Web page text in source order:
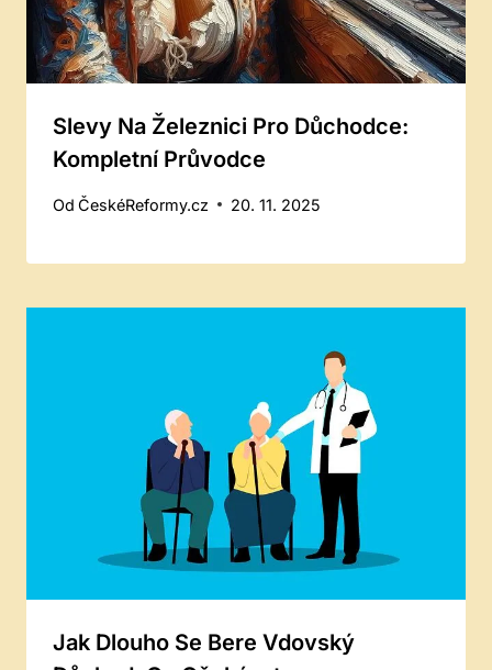
Slevy Na Železnici Pro Důchodce:
Kompletní Průvodce
Od ČeskéReformy.cz 20. 11. 2025
Jak Dlouho Se Bere Vdovský